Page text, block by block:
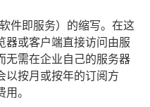
软件即服务）的缩写。在这
器或客户端直接访问由服
无需在企业自己的服务器
以按月或按年的订阅方
。